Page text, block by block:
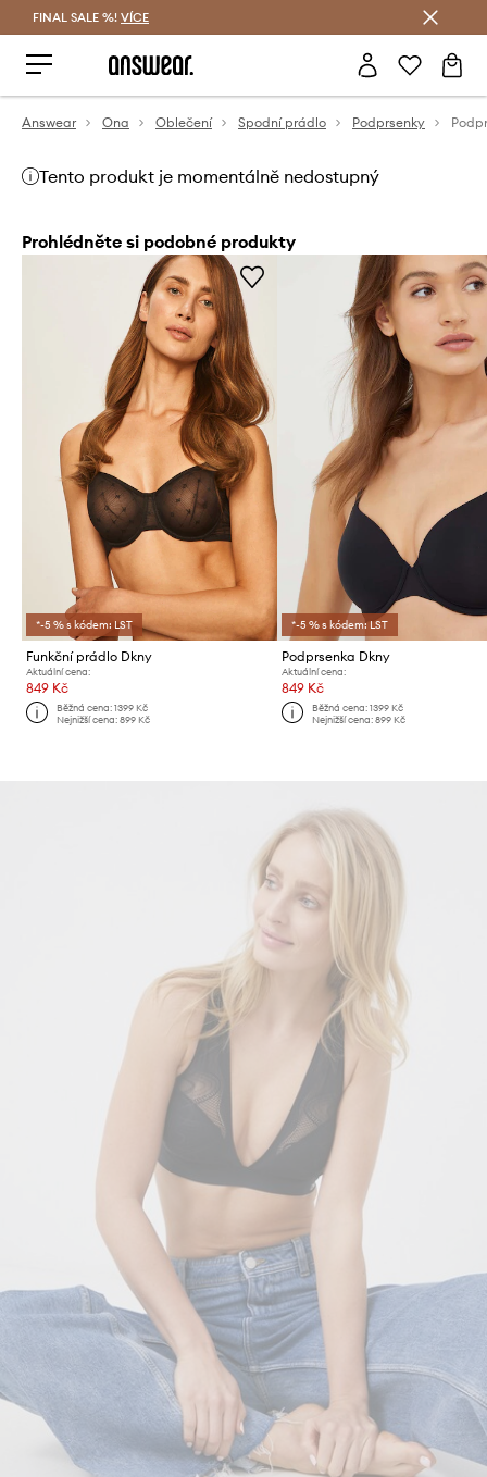
FINAL SALE %! VÍCE
Answear Ona Oblečení Spodní prádlo Podprsenky
Tento produkt je momentálně nedostupný
Prohlédněte si podobné produkty
*-5 % s kódem: LST
Funkční prádlo Dkny
Aktuální cena:
849 Kč
Běžná cena:1399 Kč
Nejnižší cena:899 Kč
*-5 % s kódem: LST
Podprsenka Dkny
Aktuální cena:
849 Kč
Běžná cena: 1399 Kč
Nejnižší cena: 899 Kč